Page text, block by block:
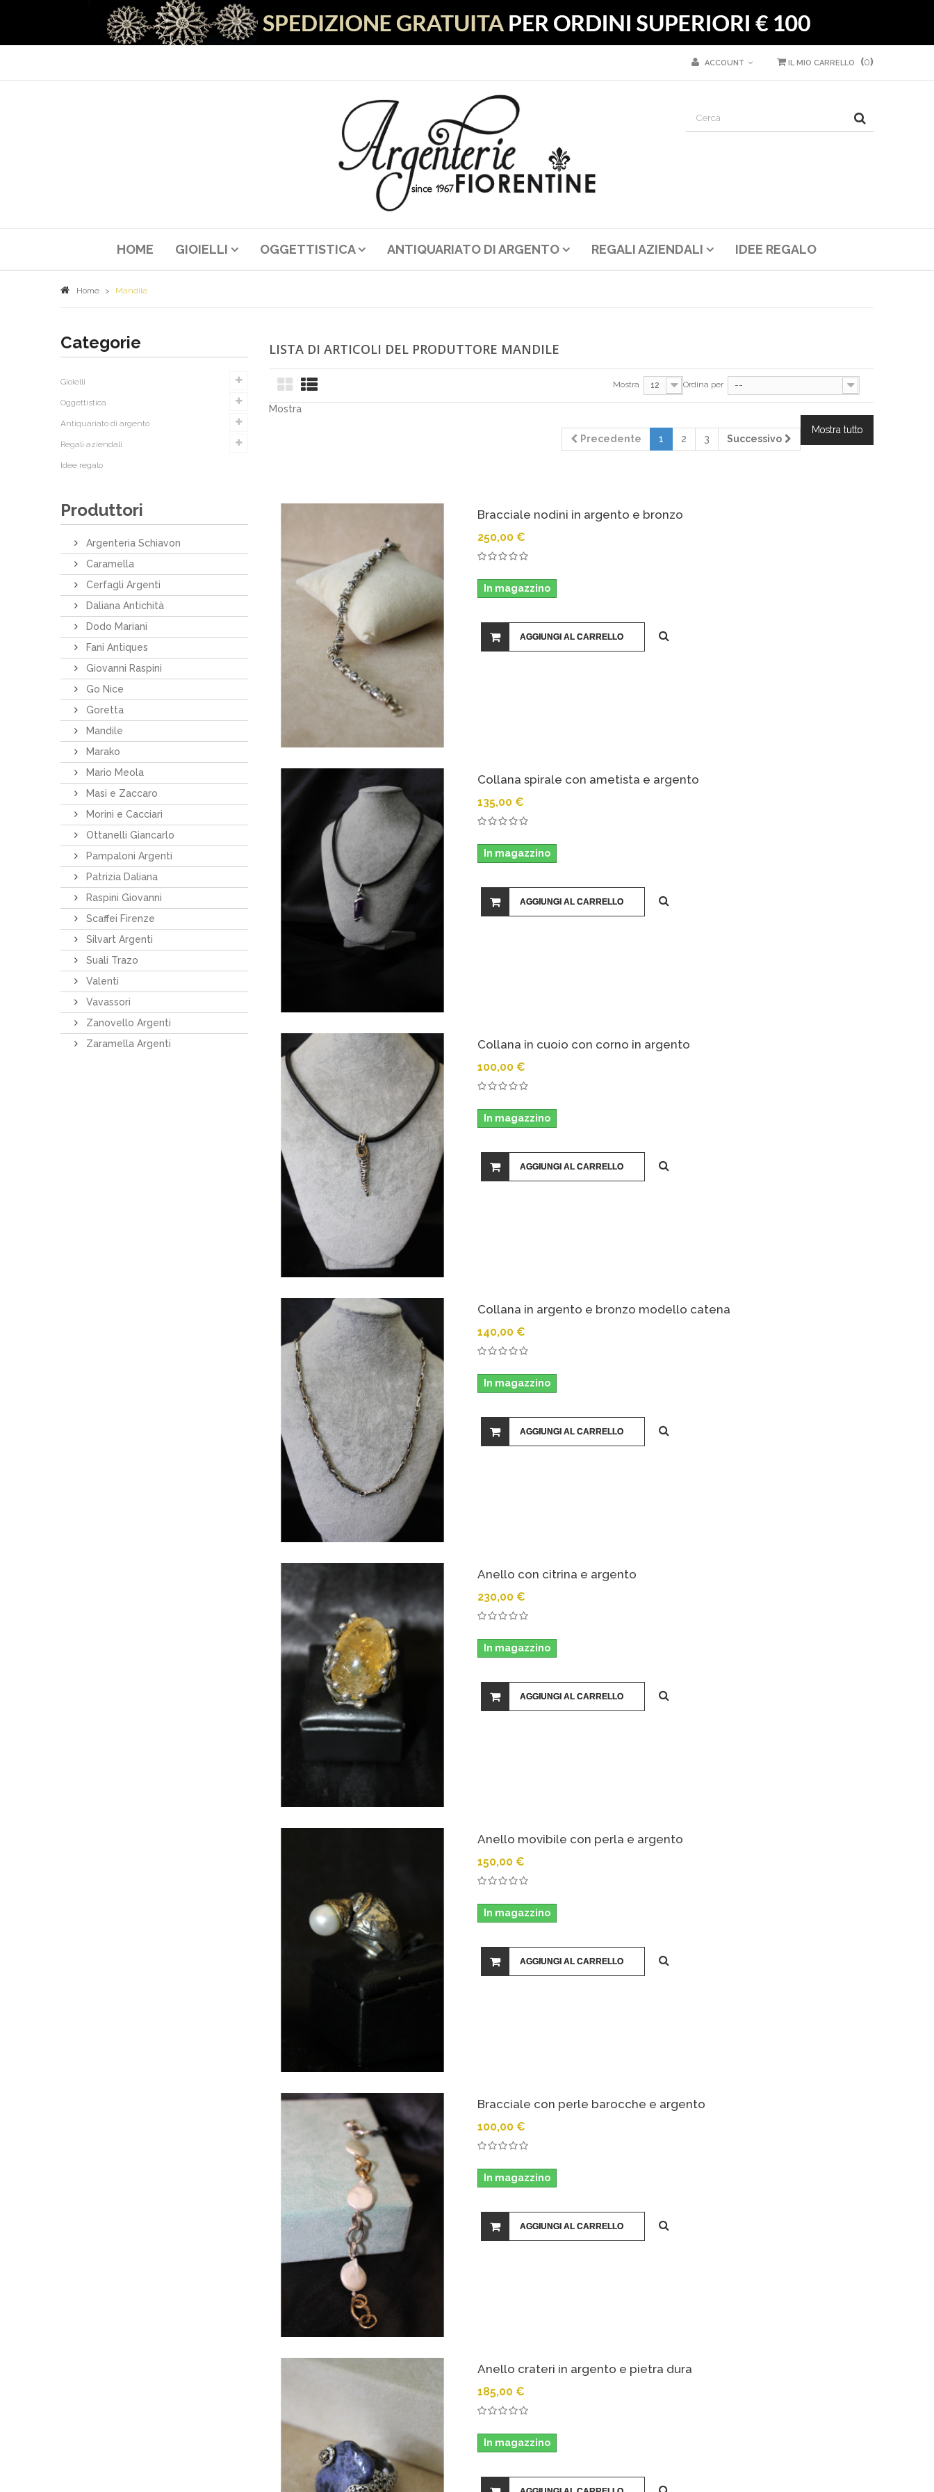
IL MIO CARRELLO (0)
ACCOUNT
HOME GIOIELLI OGGETTISTICA ANTIQUARIATO DI ARGENTO REGALI AZIENDALI IDEE REGALO
Home > Mandile
Categorie
Gioielli
Oggettistica
Antiquariato di argento
Regali aziendali
Idee regalo
Produttori
Argenteria Schiavon
Caramella
Cerfagli Argenti
Daliana Antichità
Dodo Mariani
Fani Antiques
Giovanni Raspini
Go Nice
Goretta
Mandile
Marako
Mario Meola
Masi e Zaccaro
Morini e Cacciari
Ottanelli Giancarlo
Pampaloni Argenti
Patrizia Daliana
Raspini Giovanni
Scaffei Firenze
Silvart Argenti
Suali Trazo
Valenti
Vavassori
Zanovello Argenti
Zaramella Argenti
LISTA DI ARTICOLI DEL PRODUTTORE MANDILE
Ordina per --
Mostra 12
Mostra tutto
Precedente
1 2 3 Successivo
Mostra
Bracciale nodini in argento e bronzo
250,00 €
In magazzino
AGGIUNGI AL CARRELLO
Collana spirale con ametista e argento
135,00 €
In magazzino
AGGIUNGI AL CARRELLO
Collana in cuoio con corno in argento
100,00 €
In magazzino
AGGIUNGI AL CARRELLO
Collana in argento e bronzo modello catena
140,00 €
In magazzino
AGGIUNGI AL CARRELLO
Anello con citrina e argento
230,00 €
In magazzino
AGGIUNGI AL CARRELLO
Anello movibile con perla e argento
150,00 €
In magazzino
AGGIUNGI AL CARRELLO
Bracciale con perle barocche e argento
100,00 €
In magazzino
AGGIUNGI AL CARRELLO
Anello crateri in argento e pietra dura
185,00 €
In magazzino